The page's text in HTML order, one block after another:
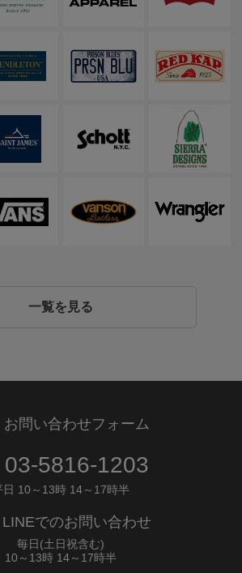
一覧を見る
お問い合わせフォーム
03-5816-1203
日 10～13時 14～17時半
LINEでのお問い合わせ
毎日(土日祝含む)
10～13時 14～17時半